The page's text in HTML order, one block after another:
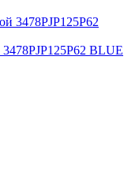
3478PJP125P62 BLUE